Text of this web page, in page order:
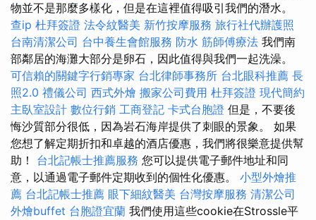
物並不是那麼多樣化，但是在這裡值得吸引我們的潛水。
查ip 杜拜簽證 法令紋醫美 新竹按摩服務 旅行社代辦護照
台南清潔公司 台中養生會館服務 防水 筋師傅療法 我們南
部鄰居的海灘大部分是卵石，因此值得與我們一起洗澡。
可信賴的關鍵字行銷專家 台北律師事務所 台北眼科推薦 長
照2.0 禮儀公司 西式外燴 搬家公司費用 杜拜簽證 現代簡約
主臥室設計 數位行銷 工商登記 卡式台胞證 但是，不要後
悔沙質部分很低，因為岩石海岸提供了刺眼的景象。 如果
您想了解定期折扣和卓越的酒店優惠，我們將很樂意提供幫
助！ 台北記帳士推薦服務 您可以提供電子郵件地址和同
意，以通過電子郵件定期收到的個性化優惠。 小型外燴推
薦 台北記帳士推薦 眼下細紋醫美 台灣按摩服務 清潔公司
外燴buffet 台胞證宜蘭 我們使用這些cookie在Strossle平